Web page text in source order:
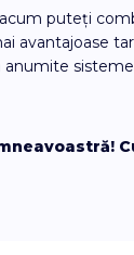
puteți
avantajoase
anumite